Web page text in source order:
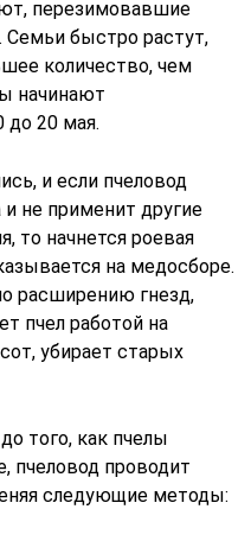
перезимовавшие
быстро растут,
количество, чем
начинают
до 20 мая.
и если пчеловод
не применит другие
то начнется роевая
на медосборе.
расширению гнезд,
пчел работой на
убирает старых
того, как пчелы
пчеловод проводит
следующие методы: